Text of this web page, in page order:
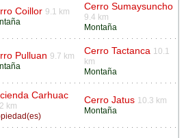
Coillor 9.1 km
Cerro Sumaysuncho
9.4 km
Montaña
Pulluan 9.7 km
Cerro Tactanca 10.1
km
Montaña
Carhuac
km
Cerro Jatus 10.3 km
Montaña